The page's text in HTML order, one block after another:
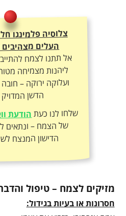
צלוסיה פלמינגו
העלים מצהיבים
אל תתנו לצמח
ליהנות מצמיחה
ועלוקה ירוקה –
הדשן המדויק
שלחו לנו כעתהודעת
הדישון המנצח
מזיקים לצמח – טיפול
חסרונות או בעיות בגידול: